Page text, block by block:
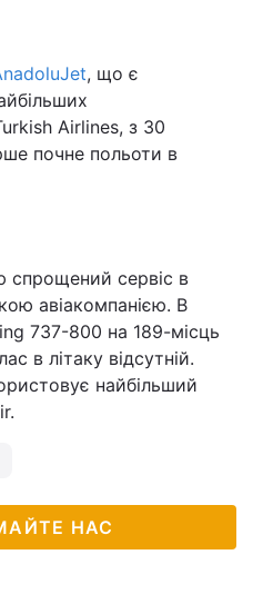
, що є
Airlines, з 30
почне польоти в
спрощений сервіс в
авіакомпанією. В
737-800 на 189-місць
в літаку відсутній.
найбільший
НАС